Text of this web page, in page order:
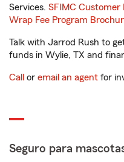
Services. SFIMC Customer
Wrap Fee Program
Talk with Jarrod Rush to
funds in Wylie, TX and
Call or email an agent for
Seguro para